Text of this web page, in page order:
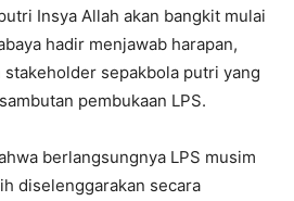
Insya Allah akan bangkit mulai
hadir menjawab harapan,
sepakbola putri yang
pembukaan LPS.
berlangsungnya LPS musim
diselenggarakan secara